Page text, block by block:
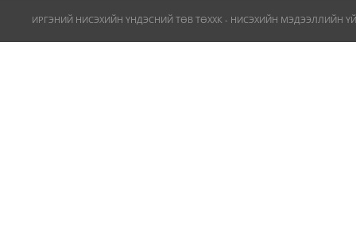
ИРГЭНИЙ НИСЭХИЙН ҮНДЭСНИЙ ТӨВ ТӨХХК - НИСЭХИЙН МЭДЭЭЛЛИЙН